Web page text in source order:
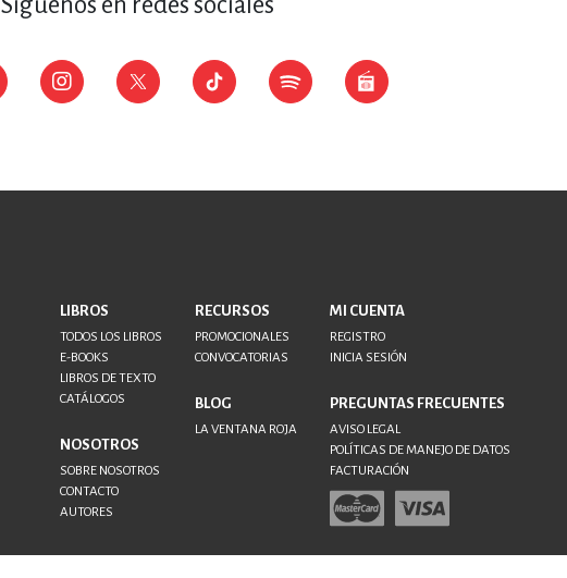
LIBROS
TODOS LOS LIBROS
E-BOOKS
LIBROS DE TEXTO
CATÁLOGOS
NOSOTROS
SOBRE NOSOTROS
CONTACTO
AUTORES
RECURSOS
PROMOCIONALES
CONVOCATORIAS
BLOG
LA VENTANA ROJA
MI CUENTA
REGISTRO
INICIA SESIÓN
PREGUNTAS FRECUENTES
AVISO LEGAL
POLÍTICAS DE MANEJO DE DATOS
FACTURACIÓN